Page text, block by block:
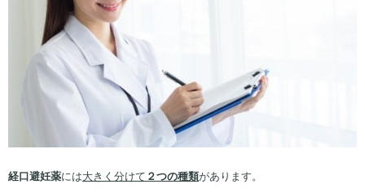
経口避妊薬には大きく分けて ２つの種類があります。